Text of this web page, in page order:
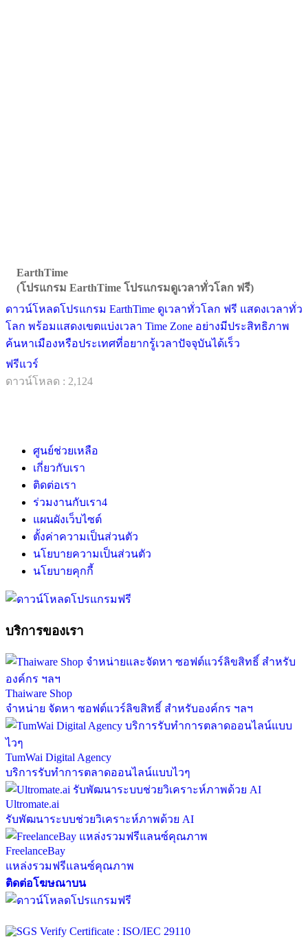
EarthTime
(โปรแกรม EarthTime โปรแกรมดูเวลาทั่วโลก ฟรี)
ดาวน์โหลดโปรแกรม EarthTime ดูเวลาทั่วโลก ฟรี แสดงเวลาทั่ว
โลก พร้อมแสดงเขตแบ่งเวลา Time Zone อย่างมีประสิทธิภาพ
ค้นหาเมืองหรือประเทศที่อยากรู้เวลาปัจจุบันได้เร็ว
ฟรีแวร์
ดาวน์โหลด : 2,124
ศูนย์ช่วยเหลือ
เกี่ยวกับเรา
ติดต่อเรา
ร่วมงานกับเรา4
แผนผังเว็บไซต์
ตั้งค่าความเป็นส่วนตัว
นโยบายความเป็นส่วนตัว
นโยบายคุกกี้
บริการของเรา
Thaiware Shop
จำหน่าย จัดหา ซอฟต์แวร์ลิขสิทธิ์ สำหรับองค์กร ฯลฯ
TumWai Digital Agency
บริการรับทำการตลาดออนไลน์แบบไวๆ
Ultromate.ai
รับพัฒนาระบบช่วยวิเคราะห์ภาพด้วย AI
FreelanceBay
แหล่งรวมฟรีแลนซ์คุณภาพ
ติดต่อโฆษณาบน